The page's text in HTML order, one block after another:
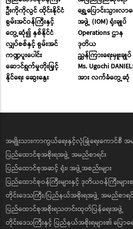
ဦးကိုကိုလွင် ထိုင်းနိုင်ငံ
စွမ်းအင်ဝန်ကြီးနှင့်
တွေ့ဆုံ၍ နှစ်နိုင်ငံ
လျှပ်စစ်နှင့် စွမ်းအင်
ကဏ္ဍပူးပေါင်း
ဆောင်ရွက်မှုတိုးမြှင့်
နိုင်ရေး ဆွေးနွေး
ရွှေ့ပြောင်းသွားလာရ
အဖွဲ့ (IOM) ရုံးချုပ်
Operations ဌာန
ဒုတိယ
ညွှန်ကြားရေးမှူးချုပ်
Ms. Ugochi
အား လက်ခံတွေ့ဆုံ
အမျိုးသားကာကွယ်ရေးနှင့်လုံခြုံရေးကောင်စီ အ
ပြည်ထောင်စုအစိုးရအဖွဲ့ အမည်စာရင်း
ပြည်ထောင်စုအဆင့် ရုံး၊ အဖွဲ့အစည်းများ
ပြည်ထောင်စုဝန်ကြီးများနှင့် ဒုတိယဝန်ကြီးများ
တိုင်းဒေသကြီး/ပြည်နယ်အစိုးရအဖွဲ့ အမည်စာရင်
ပြည်ထောင်စုအစိုးရသတင်းထုတ်ပြန်ရေးအဖွဲ့
တိုင်းဒေသကြီးနှင့် ပြည်နယ်အစိုးရများ၏ ပြော